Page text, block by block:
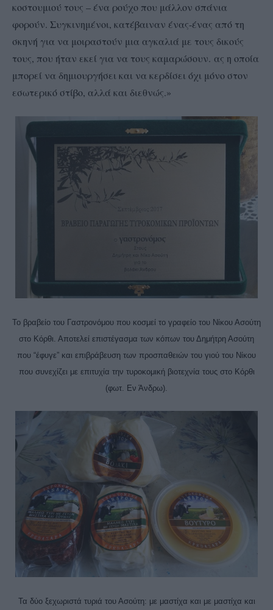
κοστουμιού τους – ένα ρούχο που μάλλον σπάνια
φορούν. Συγκινημένοι, κατέβαιναν ένας-ένας από τη
σκηνή για να μοιραστούν μια αγκαλιά με τους δικούς
τους, που ήταν εκεί για να τους καμαρώσουν. ας η οποία
μπορεί να δημιουργήσει και να κερδίσει όχι μόνο στον
εσωτερικό στίβο, αλλά και διεθνώς.»
Το βραβείο του Γαστρονόμου που κοσμεί το γραφείο του Νίκου Ασούτη
στο Κόρθι. Αποτελεί επιστέγασμα των κόπων του Δημήτρη Ασούτη
που “έφυγε” και επιβράβευση των προσπαθειών του γιού του Νίκου
που συνεχίζει με επιτυχία την τυροκομική βιοτεχνία τους στο Κόρθι
(φωτ. Εν Άνδρω).
Τα δύο ξεχωριστά τυριά του Ασούτη: με μαστίχα και με μαστίχα και